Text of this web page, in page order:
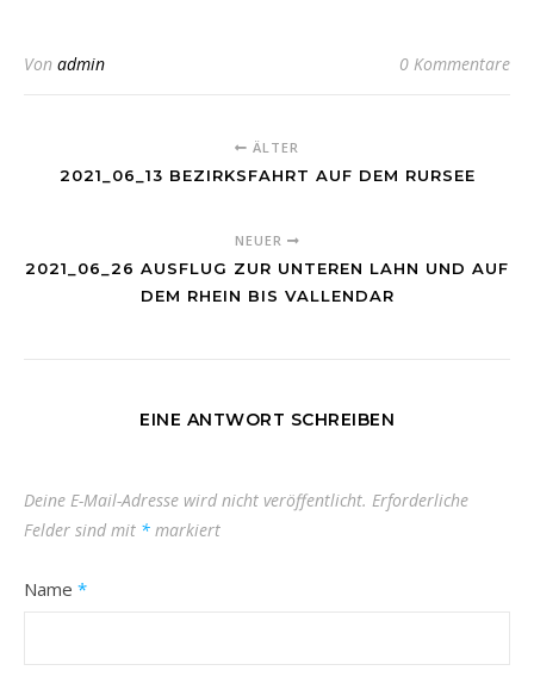
Von admin 0 Kommentare
ÄLTER
2021_06_13 BEZIRKSFAHRT AUF DEM RURSEE
NEUER
2021_06_26 AUSFLUG ZUR UNTEREN LAHN UND AUF
DEM RHEIN BIS VALLENDAR
EINE ANTWORT SCHREIBEN
Deine E-Mail-Adresse wird nicht veröffentlicht. Erforderliche
Felder sind mit * markiert
Name *